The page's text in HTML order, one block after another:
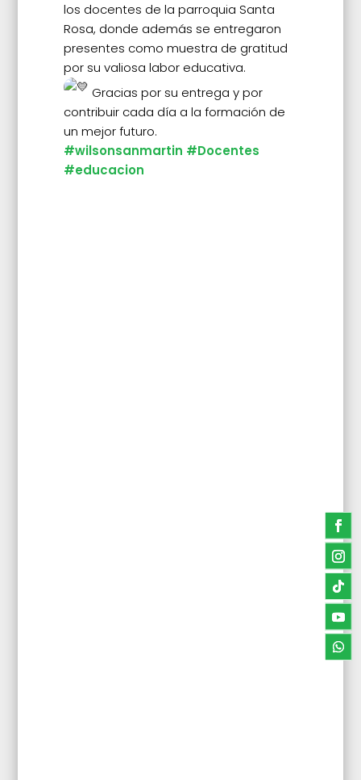
los docentes de la parroquia Santa
Rosa, donde además se entregaron
presentes como muestra de gratitud
por su valiosa labor educativa.
Gracias por su entrega y por
contribuir cada día a la formación de
un mejor futuro.
#wilsonsanmartin #Docentes
#educacion